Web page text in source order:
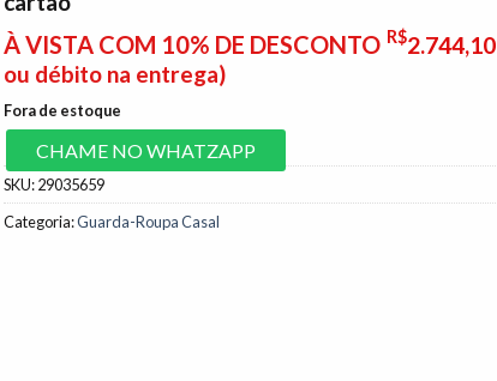
À VISTA COM 10% DE DESCONTO R$2.744,10
ou débito na entrega)
Fora de estoque
CHAME NO WHATZAPP
SKU:29035659
Categoria:Guarda-Roupa Casal